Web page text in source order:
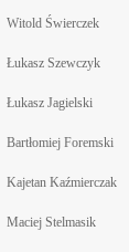
Witold Świerczek
Łukasz Szewczyk
Łukasz Jagielski
Bartłomiej Foremski
Kajetan Kaźmierczak
Maciej Stelmasik